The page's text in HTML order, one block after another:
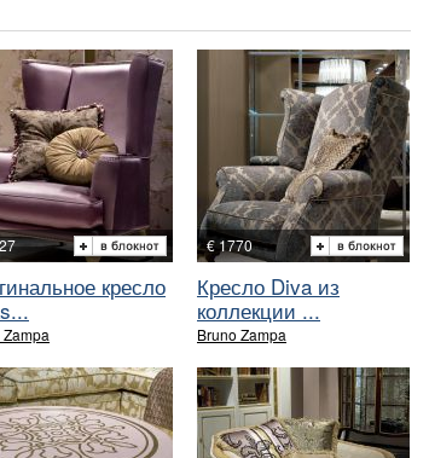
кресло
€ 1770
Кресло Diva из
коллекции ...
Bruno Zampa